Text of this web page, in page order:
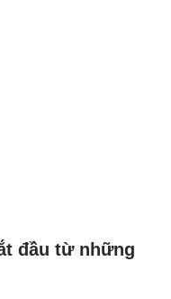
đầu từ những